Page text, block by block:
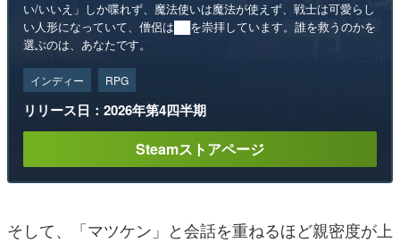
い/いいえ」しか喋れず、魔法使いは魔法が使えず、戦士は可愛らし
い人形になっていて、僧侶は██を崇拝しています。誰を救うのかを
選ぶのは、あなたです。
インディー RPG
リリース日：2026年第4四半期
Steamストアページ
そして、「マツケン」と会話を重ねるほど親密度が上